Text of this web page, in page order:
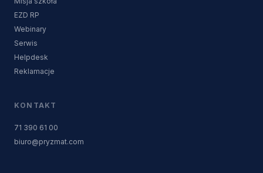
EZD RP
Webinary
Serwis
Helpdesk
Reklamacje
KONTAKT
71 390 61 00
biuro@pryzmat.com